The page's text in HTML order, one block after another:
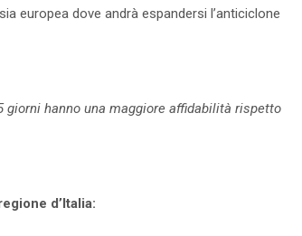
europea dove andrà espandersi l’anticiclone
hanno una maggiore affidabilità rispetto
d’Italia: